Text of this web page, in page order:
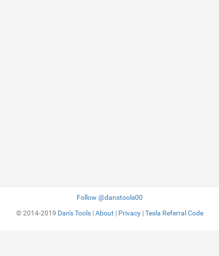
Follow @danstools00
© 2014-2019 Dan's Tools|About | Privacy|Tesla Referral Code